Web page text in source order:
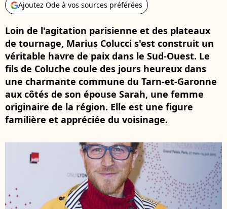
Ajoutez Ode à vos sources préférées
Loin de l'agitation parisienne et des plateaux
de tournage, Marius Colucci s'est construit un
véritable havre de paix dans le Sud-Ouest. Le
fils de Coluche coule des jours heureux dans
une charmante commune du Tarn-et-Garonne
aux côtés de son épouse Sarah, une femme
originaire de la région. Elle est une figure
familière et appréciée du voisinage.